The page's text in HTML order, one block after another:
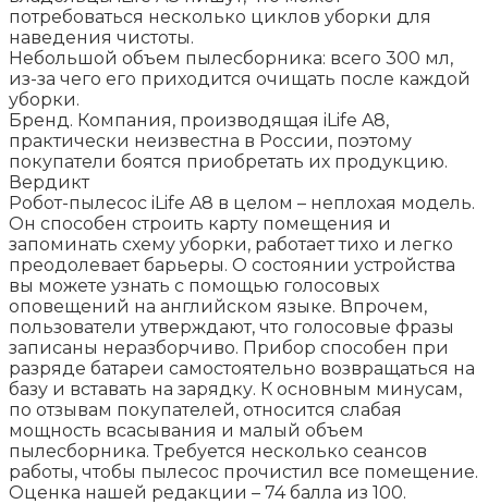
потребоваться несколько циклов уборки для
наведения чистоты.
Небольшой объем пылесборника: всего 300 мл,
из-за чего его приходится очищать после каждой
уборки.
Бренд. Компания, производящая iLife A8,
практически неизвестна в России, поэтому
покупатели боятся приобретать их продукцию.
Вердикт
Робот-пылесос iLife A8 в целом – неплохая модель.
Он способен строить карту помещения и
запоминать схему уборки, работает тихо и легко
преодолевает барьеры. О состоянии устройства
вы можете узнать с помощью голосовых
оповещений на английском языке. Впрочем,
пользователи утверждают, что голосовые фразы
записаны неразборчиво. Прибор способен при
разряде батареи самостоятельно возвращаться на
базу и вставать на зарядку. К основным минусам,
по отзывам покупателей, относится слабая
мощность всасывания и малый объем
пылесборника. Требуется несколько сеансов
работы, чтобы пылесос прочистил все помещение.
Оценка нашей редакции – 74 балла из 100.